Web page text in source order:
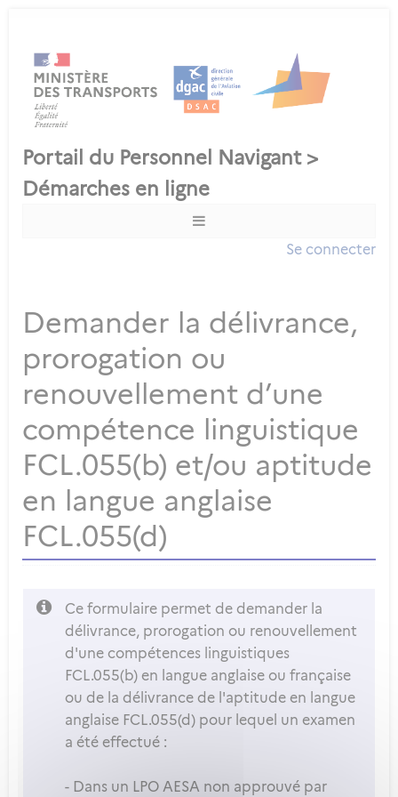
Se connecter
Demander la délivrance,
prorogation ou
renouvellement d’une
compétence linguistique
FCL.055(b) et/ou aptitude
en langue anglaise
FCL.055(d)
Ce formulaire permet de demander la
délivrance, prorogation ou renouvellement
d'une compétences linguistiques
FCL.055(b) en langue anglaise ou française
ou de la délivrance de l'aptitude en langue
anglaise FCL.055(d) pour lequel un examen
a été effectué :
- Dans un LPO AESA non approuvé par